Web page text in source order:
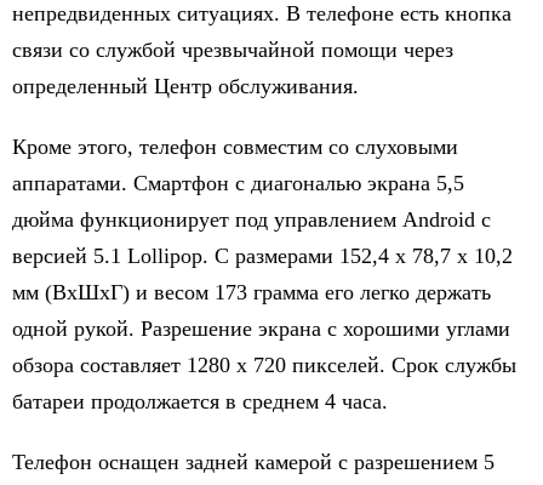
непредвиденных ситуациях. В телефоне есть кнопка
связи со службой чрезвычайной помощи через
определенный Центр обслуживания.
Кроме этого, телефон совместим со слуховыми
аппаратами. Смартфон с диагональю экрана 5,5
дюйма функционирует под управлением Android с
версией 5.1 Lollipop. С размерами 152,4 х 78,7 х 10,2
мм (ВхШхГ) и весом 173 грамма его легко держать
одной рукой. Разрешение экрана с хорошими углами
обзора составляет 1280 х 720 пикселей. Срок службы
батареи продолжается в среднем 4 часа.
Телефон оснащен задней камерой с разрешением 5